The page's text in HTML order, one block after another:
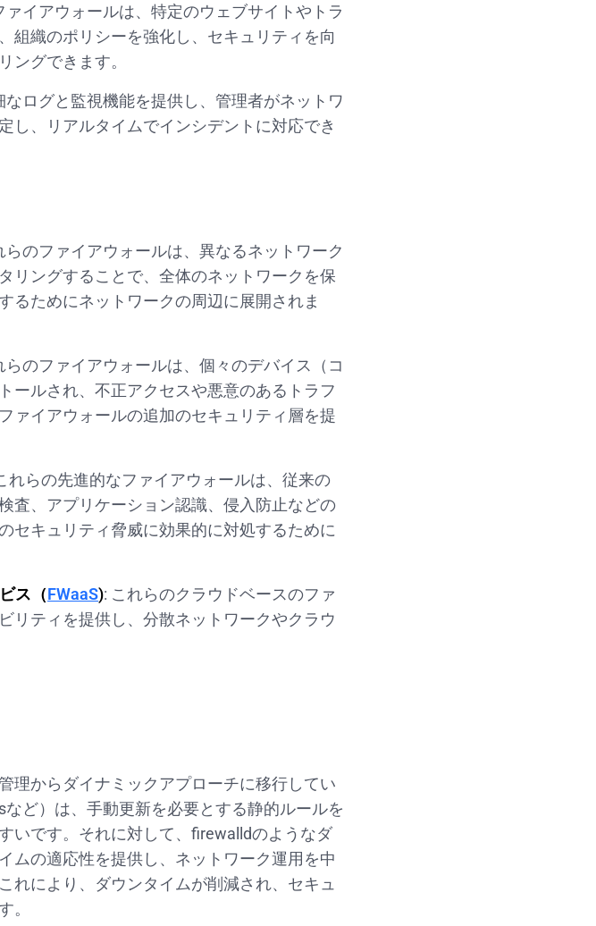
ァイアウォールは、特定のウェブサイトやトラ
組織のポリシーを強化し、セキュリティを向
ングできます。
ログと監視機能を提供し、管理者がネットワ
し、リアルタイムでインシデントに対応でき
らのファイアウォールは、異なるネットワーク
リングすることで、全体のネットワークを保
るためにネットワークの周辺に展開されま
らのファイアウォールは、個々のデバイス（コ
ールされ、不正アクセスや悪意のあるトラフ
ァイアウォールの追加のセキュリティ層を提
れらの先進的なファイアウォールは、従来の
査、アプリケーション認識、侵入防止などの
セキュリティ脅威に効果的に対処するために
ス（FWaaS): これらのクラウドベースのファ
リティを提供し、分散ネットワークやクラウ
理からダイナミックアプローチに移行してい
ど）は、手動更新を必要とする静的ルールを
いです。それに対して、firewalldのようなダ
ムの適応性を提供し、ネットワーク運用を中
れにより、ダウンタイムが削減され、セキュ
。